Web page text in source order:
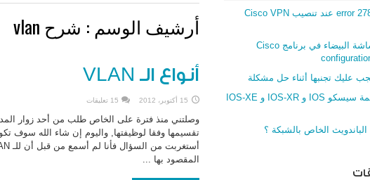
أرشيف الوسم : شرح vlan
أنواع الـ VLAN
15 أكتوبر، 2012 15 تعليقات
تقسيمها وفقا لوظيفتها, واليوم إن شاء الله سوف
المقصود بها ...
حل مشكلة error 27850 عند تنصيب Cisco VPN
حل مشكلة الشاشة البيضاء في برنامج Cisco
عليك تجنبها أثناء حل مشكلة
مقارنة بين أنظمة سيسكو IOS و IOS-XR و IOS-XE
الخاص بالشبكة ؟